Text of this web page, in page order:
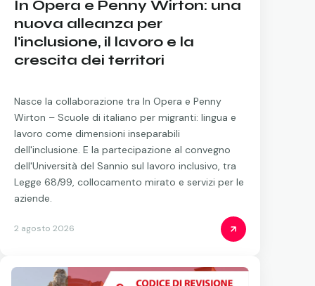
In Opera e Penny Wirton: una
nuova alleanza per
l'inclusione, il lavoro e la
crescita dei territori
Nasce la collaborazione tra In Opera e Penny
Wirton – Scuole di italiano per migranti: lingua e
lavoro come dimensioni inseparabili
dell'inclusione. E la partecipazione al convegno
dell'Università del Sannio sul lavoro inclusivo, tra
Legge 68/99, collocamento mirato e servizi per le
aziende.
2 agosto 2026